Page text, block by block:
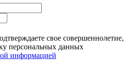
свое совершеннолетие,
персональных данных
информацией